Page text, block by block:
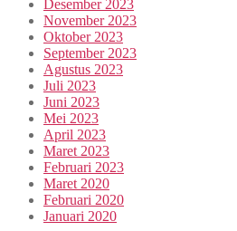
Desember 2023
November 2023
Oktober 2023
September 2023
Agustus 2023
Juli 2023
Juni 2023
Mei 2023
April 2023
Maret 2023
Februari 2023
Maret 2020
Februari 2020
Januari 2020